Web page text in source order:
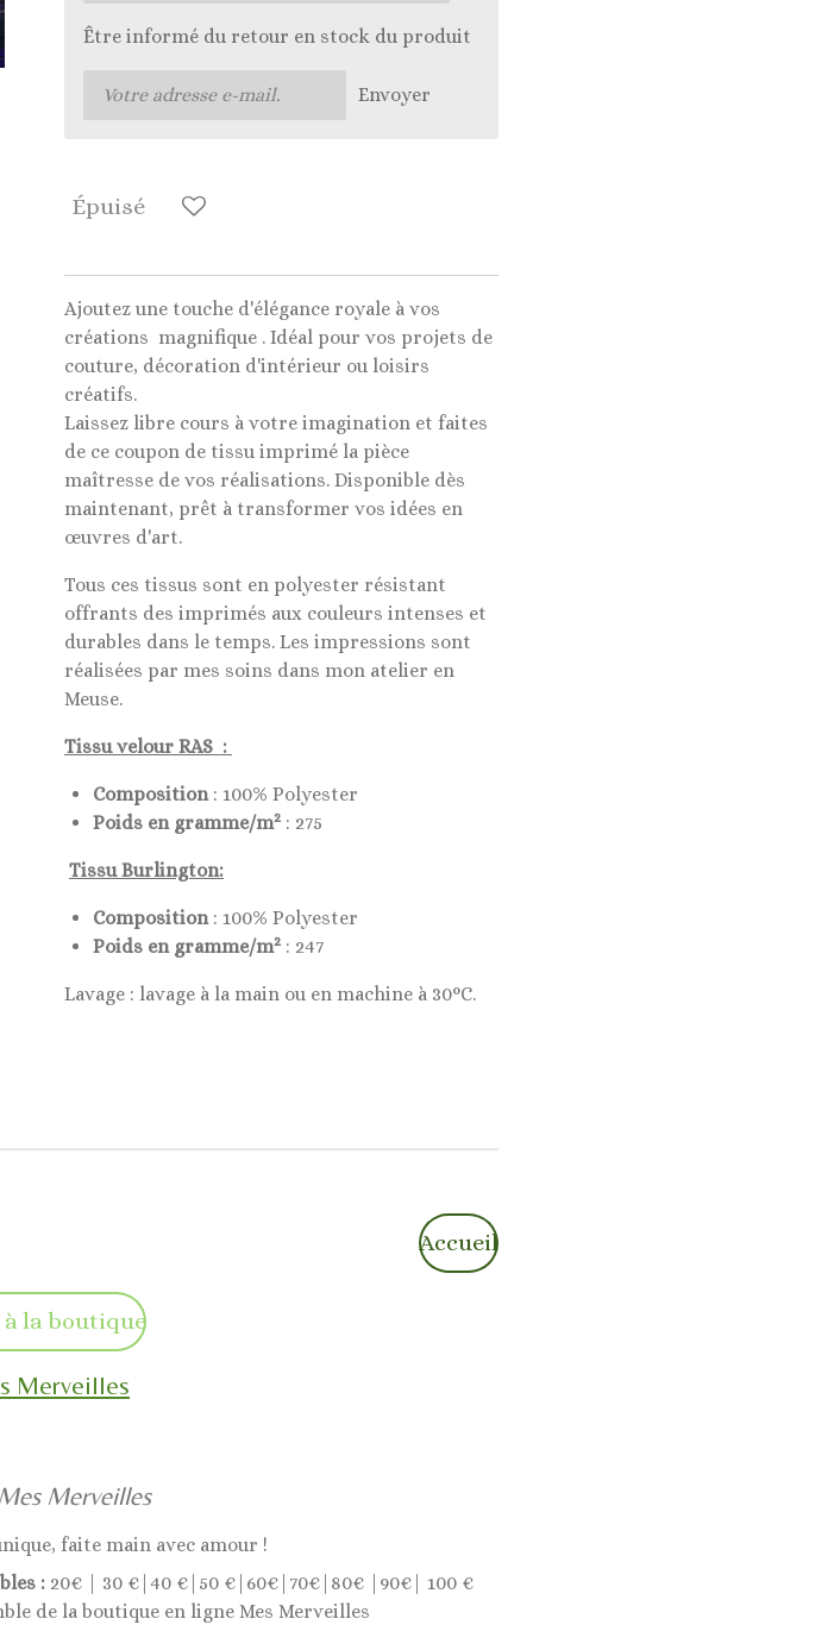
Être informé du retour en stock du produit
Envoyer
Épuisé
Ajoutez une touche d'élégance royale à vos
créations magnifique . Idéal pour vos projets de
couture, décoration d'intérieur ou loisirs
créatifs.
Laissez libre cours à votre imagination et faites
de ce coupon de tissu imprimé la pièce
maîtresse de vos réalisations. Disponible dès
maintenant, prêt à transformer vos idées en
œuvres d'art.
Tous ces tissus sont en polyester résistant
offrants des imprimés aux couleurs intenses et
durables dans le temps. Les impressions sont
réalisées par mes soins dans mon atelier en
Meuse.
Tissu velour RAS :
Composition: 100% Polyester
Poids en gramme/m2 : 275
Tissu Burlington:
Composition: 100% Polyester
Poids en gramme/m2 : 247
Lavage : lavage à la main ou en machine à 30°C.
Accueil
la boutique
Merveilles
Mes Merveilles
faite main avec amour !
: 20€ | 30 €|40 €|50 €|60€|70€|80€ |90€| 100 €
de la boutique en ligne Mes Merveilles